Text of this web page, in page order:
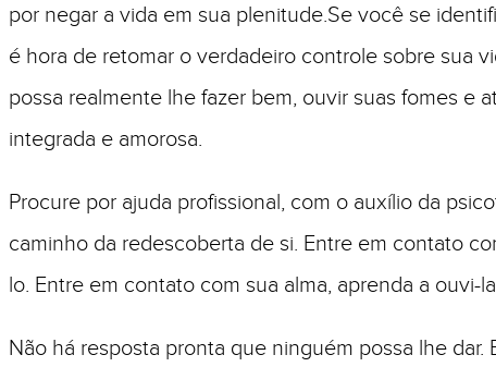
por negar a vida em sua plenitude.Se você se
é hora de retomar o verdadeiro controle sobre sua
possa realmente lhe fazer bem, ouvir suas fomes e
integrada e amorosa.
Procure por ajuda profissional, com o auxí­lio da
caminho da redescoberta de si. Entre em contato
lo. Entre em contato com sua alma, aprenda a ouvi-
Não há resposta pronta que ninguém possa lhe dar.